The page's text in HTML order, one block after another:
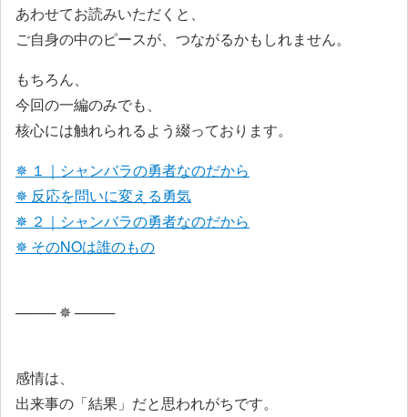
あわせてお読みいただくと、
ご自身の中のピースが、つながるかもしれません。
もちろん、
今回の一編のみでも、
核心には触れられるよう綴っております。
✵ １｜シャンバラの勇者なのだから
✵ 反応を問いに変える勇気
✵ ２｜シャンバラの勇者なのだから
✵ そのNOは誰のもの
──── ✵ ────
感情は、
出来事の「結果」だと思われがちです。